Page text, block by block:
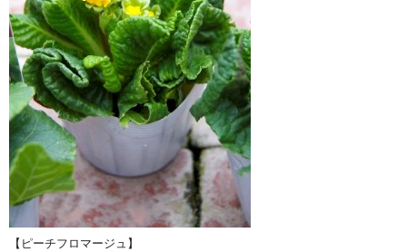
【ピーチフロマージュ】